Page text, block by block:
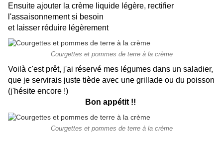
Ensuite ajouter la crème liquide légère, rectifier
l'assaisonnement si besoin
et laisser réduire légèrement
Courgettes et pommes de terre à la crème
Voilà c'est prêt, j'ai réservé mes légumes dans un saladier,
que je servirais juste tiède avec une grillade ou du poisson
(j'hésite encore !)
Bon appétit !!
Courgettes et pommes de terre à la crème